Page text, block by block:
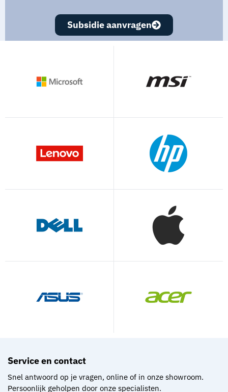
Subsidie aanvragen
Service en contact​
Snel antwoord op je vragen, online of in onze showroom.
Persoonlijk geholpen door onze specialisten.